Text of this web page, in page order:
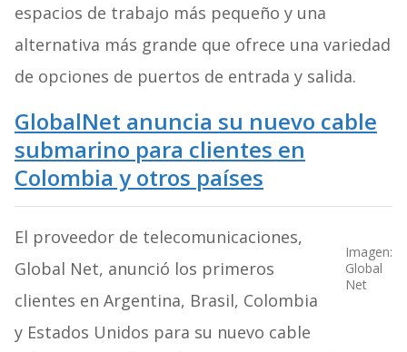
espacios de trabajo más pequeño y una
alternativa más grande que ofrece una variedad
de opciones de puertos de entrada y salida.
GlobalNet anuncia su nuevo cable
submarino para clientes en
Colombia y otros países
Imagen:
Global
Net
El proveedor de telecomunicaciones,
Global Net, anunció los primeros
clientes en Argentina, Brasil, Colombia
y Estados Unidos para su nuevo cable